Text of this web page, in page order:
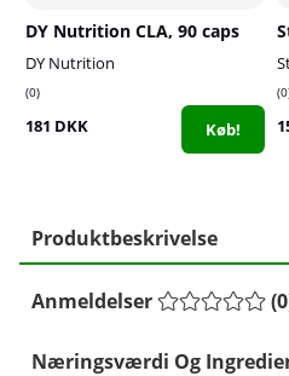
DY Nutrition CLA, 90 caps
DY Nutrition
0
181 DKK Køb!
0
Produktbeskrivelse
Anmeldelser (0
Næringsværdi Og